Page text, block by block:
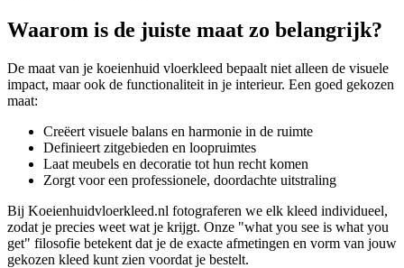
Waarom is de juiste maat zo belangrijk?
De maat van je koeienhuid vloerkleed bepaalt niet alleen de visuele
impact, maar ook de functionaliteit in je interieur. Een goed gekozen
maat:
Creëert visuele balans en harmonie in de ruimte
Definieert zitgebieden en loopruimtes
Laat meubels en decoratie tot hun recht komen
Zorgt voor een professionele, doordachte uitstraling
Bij Koeienhuidvloerkleed.nl fotograferen we elk kleed individueel,
zodat je precies weet wat je krijgt. Onze "what you see is what you
get" filosofie betekent dat je de exacte afmetingen en vorm van jouw
gekozen kleed kunt zien voordat je bestelt.